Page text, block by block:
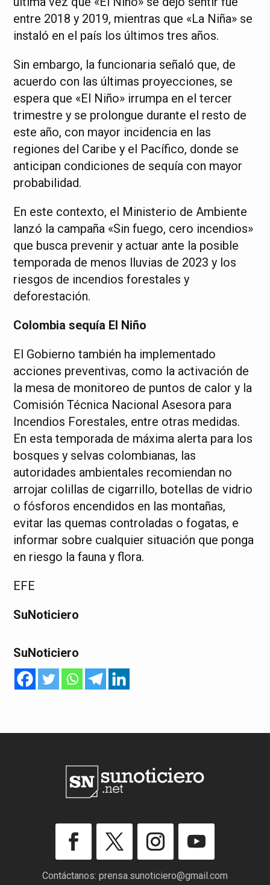
entre 2018 y 2019, mientras que «La Niña» se
instaló en el país los últimos tres años.
Sin embargo, la funcionaria señaló que, de
acuerdo con las últimas proyecciones, se
espera que «El Niño» irrumpa en el tercer
trimestre y se prolongue durante el resto de
este año, con mayor incidencia en las
regiones del Caribe y el Pacífico, donde se
anticipan condiciones de sequía con mayor
probabilidad.
En este contexto, el Ministerio de Ambiente
lanzó la campaña «Sin fuego, cero incendios»
que busca prevenir y actuar ante la posible
temporada de menos lluvias de 2023 y los
riesgos de incendios forestales y
deforestación.
Colombia sequía El Niño
El Gobierno también ha implementado
acciones preventivas, como la activación de
la mesa de monitoreo de puntos de calor y la
Comisión Técnica Nacional Asesora para
Incendios Forestales, entre otras medidas.
En esta temporada de máxima alerta para los
bosques y selvas colombianas, las
autoridades ambientales recomiendan no
arrojar colillas de cigarrillo, botellas de vidrio
o fósforos encendidos en las montañas,
evitar las quemas controladas o fogatas, e
informar sobre cualquier situación que ponga
en riesgo la fauna y flora.
EFE
SuNoticiero
SuNoticiero
Contáctanos: prensa.sunoticiero@gmail.com